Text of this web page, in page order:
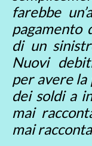
farebbe
pagamento
di un
Nuovi
per avere
dei soldi a
mai
mai